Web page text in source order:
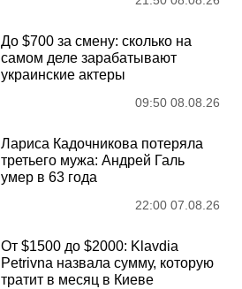
До $700 за смену: сколько на
самом деле зарабатывают
украинские актеры
09:50 08.08.26
Лариса Кадочникова потеряла
третьего мужа: Андрей Галь
умер в 63 года
22:00 07.08.26
От $1500 до $2000: Klavdia
Petrivna назвала сумму, которую
тратит в месяц в Киеве